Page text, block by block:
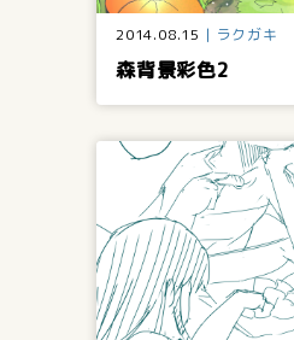
2014.08.15 ラクガキ
森背景彩色2